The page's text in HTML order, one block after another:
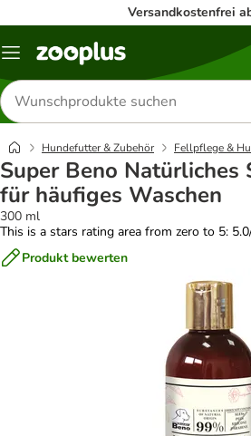
Versandkostenfrei
Menü
Produkte
suchen
Hundefutter & Zubehör Fellpflege &
Super Beno Natürliches
für häufiges Waschen
300 ml
This is a stars rating area from zero to 5:
Produkt bewerten